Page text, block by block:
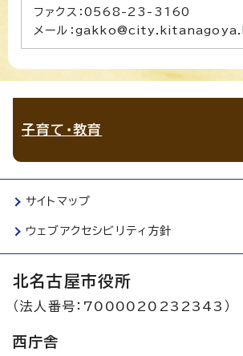
ファクス：0568-23-3160
メール：
子育て・教育
サイトマップ
ウェブアクセシビリティ方針
北名古屋市役所
（法人番号：7000020232343）
西庁舎